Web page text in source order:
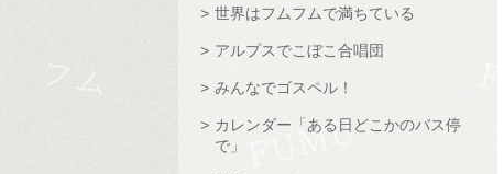
世界はフムフムで満ちている
アルプスでこぼこ合唱団
みんなでゴスペル！
カレンダー「ある日どこかのバス停
で」